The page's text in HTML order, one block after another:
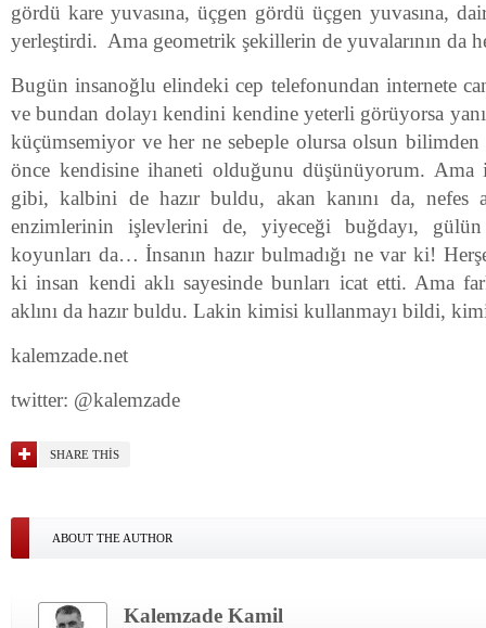
gördü kare yuvasına, üçgen gördü üçgen yuvasına,
yerleştirdi. Ama geometrik şekillerin de yuvalarının da
Bugün insanoğlu elindeki cep telefonundan internete
ve bundan dolayı kendini kendine yeterli görüyorsa
küçümsemiyor ve her ne sebeple olursa olsun bilimden
önce kendisine ihaneti olduğunu düşünüyorum. Ama
gibi, kalbini de hazır buldu, akan kanını da, nefes
enzimlerinin işlevlerini de, yiyeceği buğdayı,
koyunları da… İnsanın hazır bulmadığı ne var ki!
ki insan kendi aklı sayesinde bunları icat etti. Ama
aklını da hazır buldu. Lakin kimisi kullanmayı bildi,
kalemzade.net
twitter: @kalemzade
SHARE THIS
ABOUT THE AUTHOR
Kalemzade Kamil